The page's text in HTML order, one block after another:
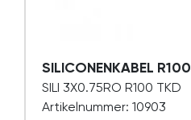
SILICONENKABEL R100
SILI 3X0.75RO R100 TKD
Artikelnummer: 10903